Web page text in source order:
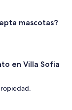
mascotas?
en Villa Sofia